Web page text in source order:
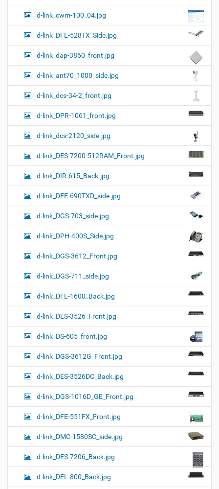
d-link_cwm-100_04.jpg
d-link_DFE-528TX_Side.jpg
d-link_dap-3860_front.jpg
d-link_ant70_1000_side.jpg
d-link_dcs-34-2_front.jpg
d-link_DPR-1061_front.jpg
d-link_dcs-2120_side.jpg
d-link_DES-7200-512RAM_Front.jpg
d-link_DIR-615_Back.jpg
d-link_DFE-690TXD_side.jpg
d-link_DGS-703_side.jpg
d-link_DPH-400S_Side.jpg
d-link_DGS-3612_Front.jpg
d-link_DGS-711_side.jpg
d-link_DFL-1600_Back.jpg
d-link_DES-3526_Front.jpg
d-link_DS-605_front.jpg
d-link_DGS-3612G_Front.jpg
d-link_DES-3526DC_Back.jpg
d-link_DGS-1016D_GE_Front.jpg
d-link_DFE-551FX_Front.jpg
d-link_DMC-1580SC_side.jpg
d-link_DES-7206_Back.jpg
d-link_DFL-800_Back.jpg